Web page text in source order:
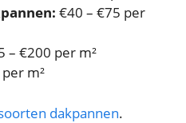
€40 – €75 per
– €200 per m²
m²
dakpannen.